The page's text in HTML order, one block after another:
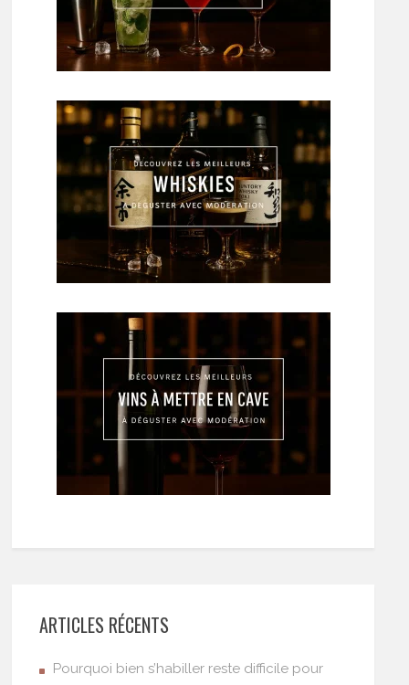
ARTICLES RÉCENTS
Pourquoi bien s’habiller reste difficile pour